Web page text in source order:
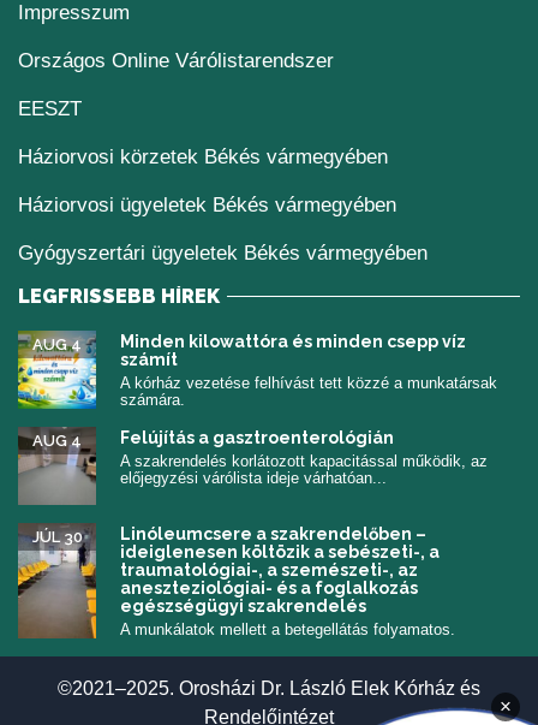
Impresszum
Országos Online Várólistarendszer(új ablakban nyílik
EESZT(új ablakban nyílik meg)
Háziorvosi körzetek Békés vármegyében
Háziorvosi ügyeletek Békés vármegyében
Gyógyszertári ügyeletek Békés vármegyében
LEGFRISSEBB HÍREK
Minden kilowattóra és minden csepp víz
számít
AUG 4
A kórház vezetése felhívást tett közzé a munkatársak
számára.
Felújítás a gasztroenterológián
AUG 4
A szakrendelés korlátozott kapacitással működik, az
előjegyzési várólista ideje várhatóan...
Linóleumcsere a szakrendelőben –
ideiglenesen költözik a sebészeti-, a
traumatológiai-, a szemészeti-, az
aneszteziológiai- és a foglalkozás
egészségügyi szakrendelés
JÚL 30
A munkálatok mellett a betegellátás folyamatos.
©2021–2025. Orosházi Dr. László Elek Kórház és
Rendelőintézet
×